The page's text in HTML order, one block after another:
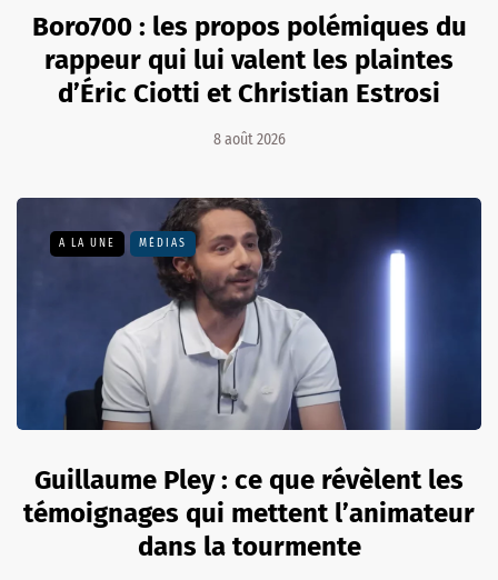
Boro700 : les propos polémiques du
rappeur qui lui valent les plaintes
d’Éric Ciotti et Christian Estrosi
8 août 2026
A LA UNE MÉDIAS
Guillaume Pley : ce que révèlent les
témoignages qui mettent l’animateur
dans la tourmente